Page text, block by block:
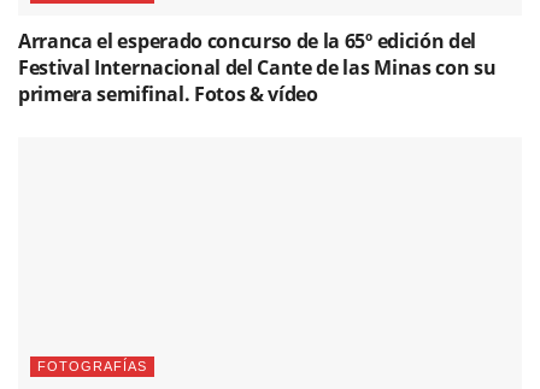
Arranca el esperado concurso de la 65º edición del
Festival Internacional del Cante de las Minas con su
primera semifinal. Fotos & vídeo
FOTOGRAFÍAS